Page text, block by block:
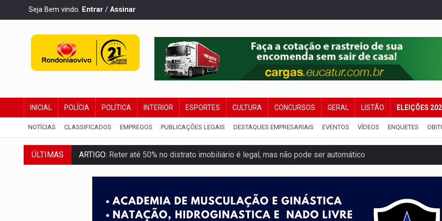
Seja Bem vindo. Entrar / Assinar
INICIAL POLÍCIA POLÍTICA INTERIOR ESPORTES CULTURA CONCURSOS GERAL LISTÃO ELEIÇÕES
NOTÍCIAS CLASSIFICADOS EMPREGOS PUBLICAÇÕES LEGAIS DESTAQUES EMPRESARIAIS EVENTOS VÍDEOS ENQUETES
ÚLTIMAS ARTIGO: Reter até 50% no distrato imobiliário é legal, mas não pode ser automático
DO HOSPITAL AO CAMPO:Veja as mais de 200 ações de Marcos Rogério para Rondônia
EXPANSÃO: Grupo Nova Era amplia presença em PVH e transforma Aramix em Super Nova Era
ROTA GLOBAL:PCC amplia presença internacional e transforma Brasil em corredor da cocaína